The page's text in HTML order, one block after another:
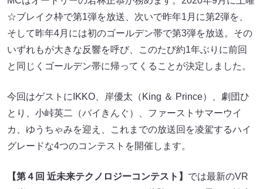
☆ブレイク枠で第1弾を放送、次いで昨年1月に第2弾を、
そして昨年4月には初のゴールデン帯で第3弾を放送。その
いずれもが大きな反響を呼び、このたび約1年ぶりに前回
と同じくゴールデン帯に帰ってくることが決定しました。
今回はゲストにIKKO、岸優太（King ＆ Prince）、劇団ひ
とり、小峠英二（バイきんぐ）、ファーストサマーウイ
カ、ゆうちゃみを迎え、これまでの放送回を凌駕するハイ
グレードな4つのコンテストを開催します。
【第４回 近未来テクノロジーコンテスト】 では最新のVR